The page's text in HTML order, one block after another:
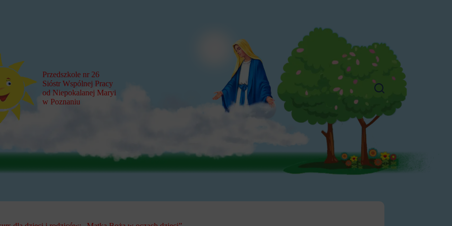
Przedszkole nr 26
Sióstr Wspólnej Pracy
od Niepokalanej Maryi
w Poznaniu